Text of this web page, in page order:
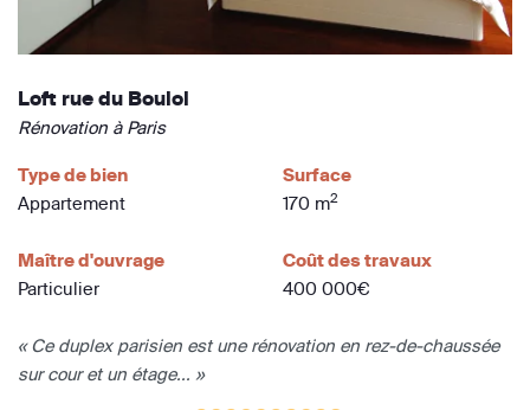
Loft rue du Bouloi
Rénovation à Paris
Type de bien
Appartement
Surface
170 m2
Maître d'ouvrage
Particulier
Coût des travaux
400 000€
« Ce duplex parisien est une rénovation en rez-de-chaussée
sur cour et un étage... »